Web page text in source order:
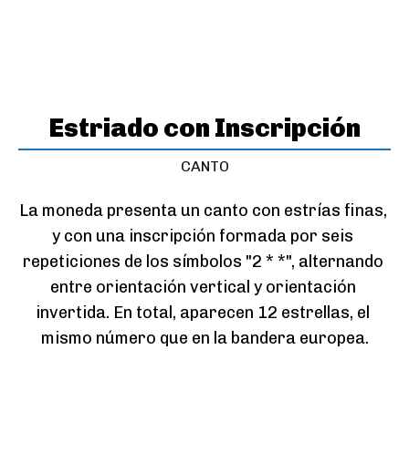
Estriado con Inscripción
CANTO
La moneda presenta un canto con estrías finas,
y con una inscripción formada por seis
repeticiones de los símbolos "2 * *", alternando
entre orientación vertical y orientación
invertida. En total, aparecen 12 estrellas, el
mismo número que en la bandera europea.